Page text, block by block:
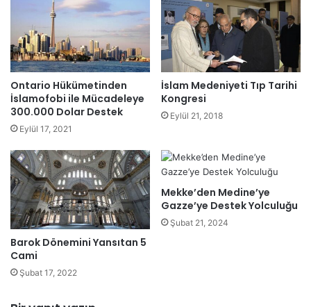
Ontario Hükümetinden
İslamofobi ile Mücadeleye
300.000 Dolar Destek
Eylül 17, 2021
İslam Medeniyeti Tıp Tarihi
Kongresi
Eylül 21, 2018
Barok Dönemini Yansıtan 5
Cami
Şubat 17, 2022
Mekke’den Medine’ye
Gazze’ye Destek Yolculuğu
Şubat 21, 2024